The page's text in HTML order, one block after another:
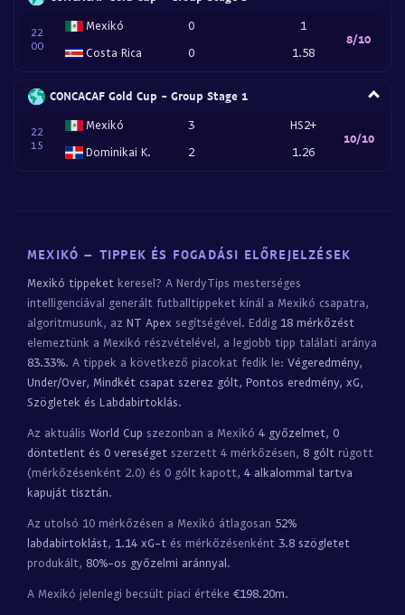
22
00
Mexikó
Costa Rica
0
0
1
1.58
8/10
CONCACAF Gold Cup - Group Stage 1
22
15
Mexikó
Dominikai K.
3
2
HS2+
1.26
10/10
MEXIKÓ – TIPPEK ÉS FOGADÁSI ELŐREJELZÉSEK
Mexikó tippeket keresel? A NerdyTips mesterséges
intelligenciával generált futballtippeket kínál a Mexikó csapatra,
algoritmusunk, az NT Apex segítségével. Eddig 18 mérkőzést
elemeztünk a Mexikó részvételével, a legjobb tipp találati aránya
83.33%. A tippek a következő piacokat fedik le: Végeredmény,
Under/Over, Mindkét csapat szerez gólt, Pontos eredmény, xG,
Szögletek és Labdabirtoklás.
Az aktuális World Cup szezonban a Mexikó 4 győzelmet, 0
döntetlent és 0 vereséget szerzett 4 mérkőzésen, 8 gólt rúgott
(mérkőzésenként 2.0) és 0 gólt kapott, 4 alkalommal tartva
kapuját tisztán.
Az utolsó 10 mérkőzésen a Mexikó átlagosan 52%
labdabirtoklást, 1.14 xG-t és mérkőzésenként 3.8 szögletet
produkált, 80%-os győzelmi aránnyal.
A Mexikó jelenlegi becsült piaci értéke €198.20m.